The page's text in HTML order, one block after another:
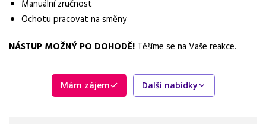
manuální zručnost, ochota pracovat na směny
Manuální zručnost
Ochotu pracovat na směny
NÁSTUP MOŽNÝ PO DOHODĚ! Těšíme se na Vaše reakce.
Mám zájem Další nabídky